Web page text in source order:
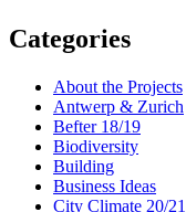
Categories
About the Projects
Antwerp & Zurich
Befter 18/19
Biodiversity
Building
Business Ideas
City Climate 20/21